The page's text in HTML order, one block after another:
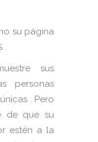
su página
.
sus
personas
. Pero
de que su
estén a la